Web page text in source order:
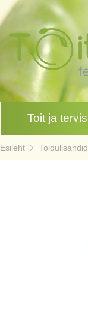
Toit ja tervis
Esileht Toidulisandid